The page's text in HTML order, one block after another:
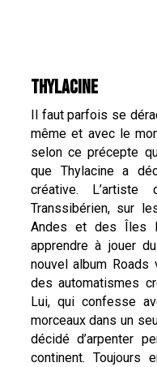
THYLACINE
Il faut parfois se
même et avec le
selon ce précepte
que Thylacine a
créative.
Transsibérien, sur
Andes et des Îles
apprendre à jouer
nouvel album Roads
des automatismes
Lui, qui confesse
morceaux dans un
décidé d’arpenter
continent. Toujours